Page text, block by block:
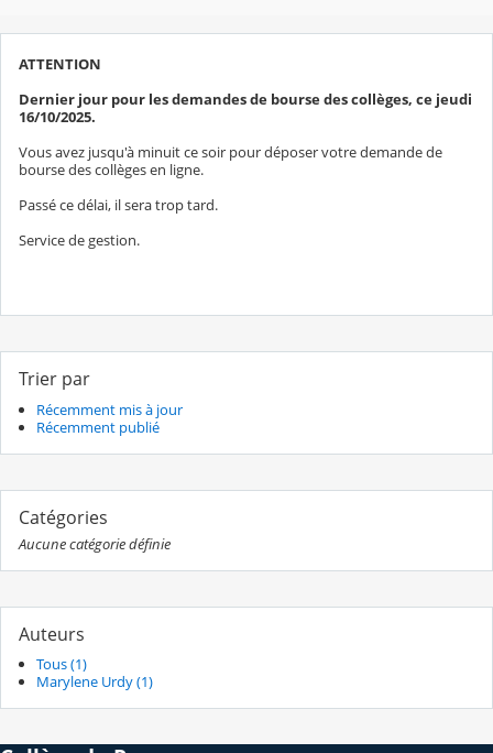
ATTENTION
Dernier jour pour les demandes de bourse des collèges, ce jeudi
16/10/2025.
Vous avez jusqu'à minuit ce soir pour déposer votre demande de
bourse des collèges en ligne.
Passé ce délai, il sera trop tard.
Service de gestion.
Trier par
Récemment mis à jour
Récemment publié
Catégories
Aucune catégorie définie
Auteurs
Tous (1)
Marylene Urdy (1)